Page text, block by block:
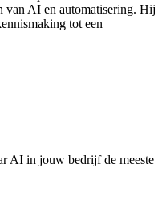
van AI en automatisering. Hij
tot een
AI in jouw bedrijf de meeste